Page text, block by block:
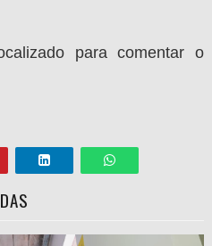
para comentar o